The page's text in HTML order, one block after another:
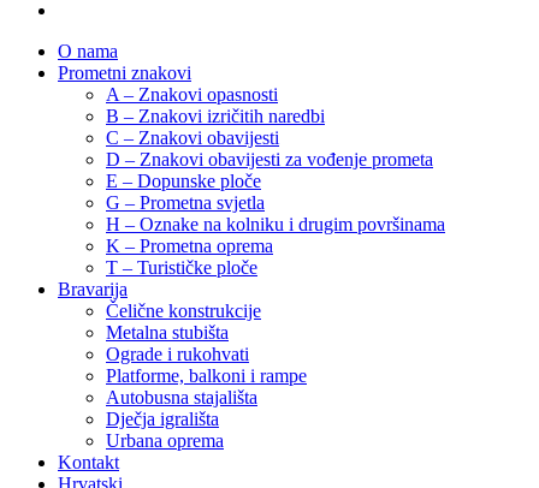
O nama
Prometni znakovi
A – Znakovi opasnosti
B – Znakovi izričitih naredbi
C – Znakovi obavijesti
D – Znakovi obavijesti za vođenje prometa
E – Dopunske ploče
G – Prometna svjetla
H – Oznake na kolniku i drugim površinama
K – Prometna oprema
T – Turističke ploče
Bravarija
Čelične konstrukcije
Metalna stubišta
Ograde i rukohvati
Platforme, balkoni i rampe
Autobusna stajališta
Dječja igrališta
Urbana oprema
Kontakt
Hrvatski